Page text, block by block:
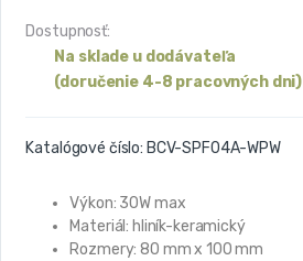
Dostupnosť:
Na sklade u dodávateľa
(doručenie 4-8 pracovných dni)
Katalógové číslo: BCV-SPF04A-WPW
Výkon: 30W max
Materiál: hliník-keramický
Rozmery: 80 mm x 100 mm